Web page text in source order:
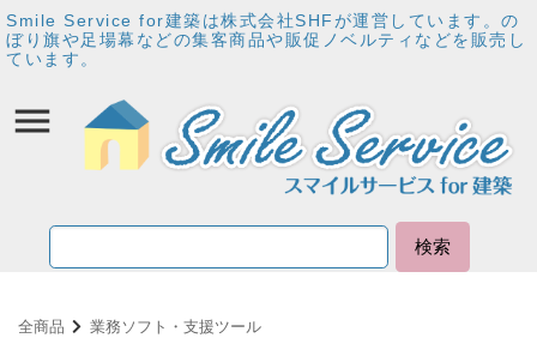
Smile Service for建築は株式会社SHFが運営しています。の
ぼり旗や足場幕などの集客商品や販促ノベルティなどを販売し
ています。
検索
全商品 業務ソフト・支援ツール